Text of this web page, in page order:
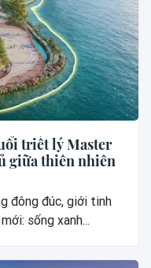
triết lý Master
giữa thiên nhiên
đông đúc, giới tinh
sống xanh...